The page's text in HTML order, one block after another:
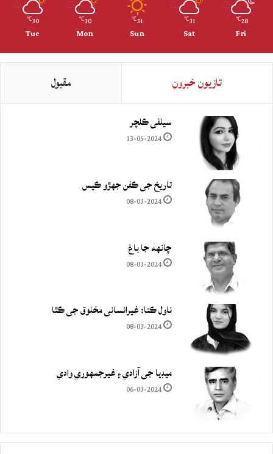
28
℃
Fri
31
℃
Sat
31
℃
Sun
30
℃
Mon
30
℃
Tue
تازيون خبرون مقبول
سيلفي ڪلچر
13-05-2024
تاريخ جي ڪفن جھڙو ڪيس
08-03-2024
چانهه جا باغ
08-03-2024
ناول ڪتا: غيرانساني مخلوق جي ڪٿا
08-03-2024
ميڊيا جي آزادي ۽ غيرجمھوري وادي
06-03-2024